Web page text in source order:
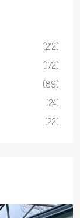
(212)
(172)
(89)
(24)
(22)